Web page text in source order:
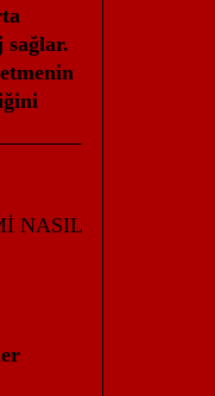
sağlar.
NASIL